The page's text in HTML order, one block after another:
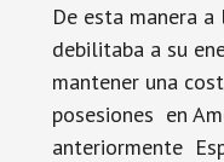
De esta manera a
debilitaba a su
mantener una
posesiones en
anteriormente